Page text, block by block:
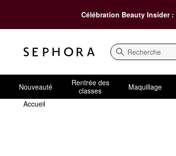
Célébration Beauty Insider :
Recherche
Nouveauté
Rentrée des
classes
Maquillage
Accueil